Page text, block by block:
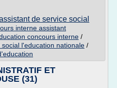
de service social
interne assistant
concours interne /
l'education nationale /
ET
(31)